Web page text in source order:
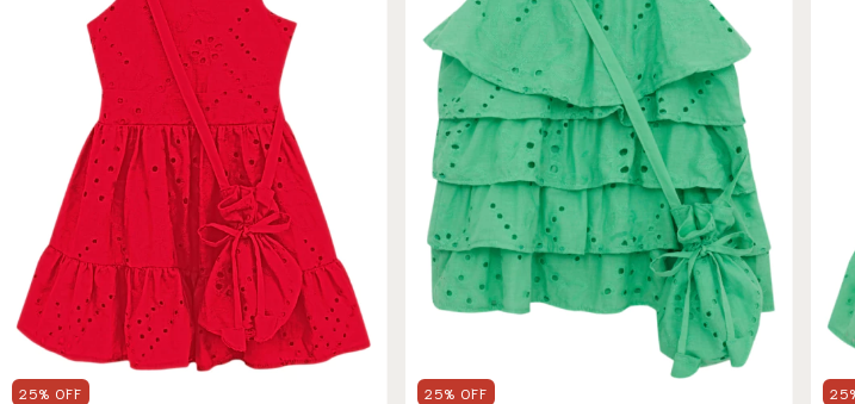
25% OFF 25% OFF 25